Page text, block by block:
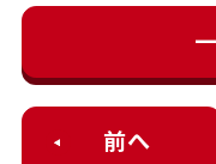
前へ